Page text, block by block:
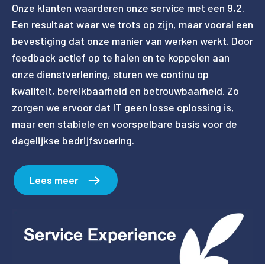
Onze klanten waarderen onze service met een 9,2.
Een resultaat waar we trots op zijn, maar vooral een
bevestiging dat onze manier van werken werkt. Door
feedback actief op te halen en te koppelen aan
onze dienstverlening, sturen we continu op
kwaliteit, bereikbaarheid en betrouwbaarheid. Zo
zorgen we ervoor dat IT geen losse oplossing is,
maar een stabiele en voorspelbare basis voor de
dagelijkse bedrijfsvoering.
Lees meer